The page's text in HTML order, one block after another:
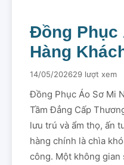
Đồng Phục
Hàng
14/05/202629 lượt xem
Đồng Phục Áo Sơ Mi
Tầm Đẳng Cấp
lưu trú và ẩm thọ, ấn
hàng chính là chìa
công. Một không gian